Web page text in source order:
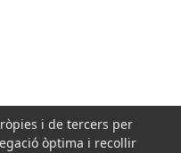
i de tercers per
òptima i recollir